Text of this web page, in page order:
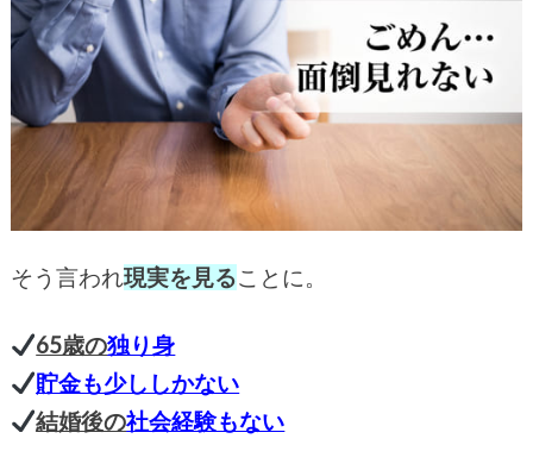
そう言われ現実を見ることに。
65歳の独り身
貯金も少ししかない
結婚後の社会経験もない